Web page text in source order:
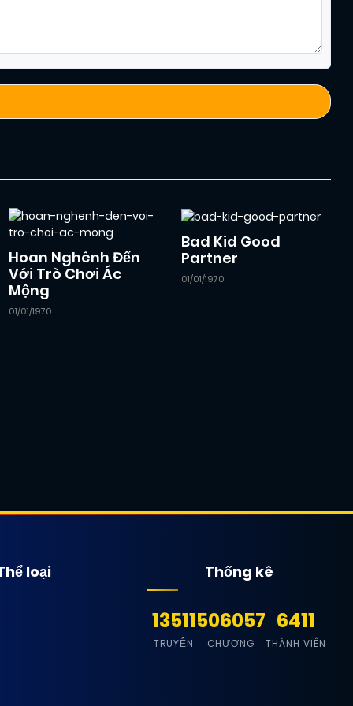
Hoan Nghênh Đến
Với Trò Chơi Ác
Mộng
01/01/1970
Bad Kid Good
Partner
01/01/1970
loại Thống kê
13511
TRUYỆN
506057
CHƯƠNG
6411
THÀNH VIÊN